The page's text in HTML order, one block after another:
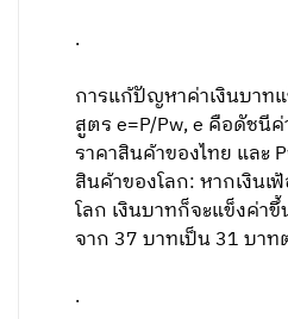
.
การแก้ปัญหา​ค่าเงินบาท
สูตร e=P/Pw, e คือดัชนี
ราคาสินค้าของไทย และ​
สินค้าของโลก​: หากเงินเฟ้
โลก​ เงินบาทก็จะแข็งค่า
จาก​ 37 บาทเป็น​ 31 บาท
.